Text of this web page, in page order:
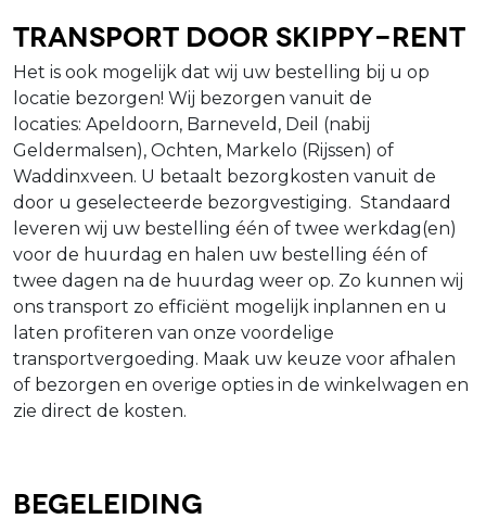
Transport door Skippy-Rent
Het is ook mogelijk dat wij uw bestelling bij u op
locatie bezorgen! Wij bezorgen vanuit de
locaties: Apeldoorn, Barneveld, Deil (nabij
Geldermalsen), Ochten, Markelo (Rijssen) of
Waddinxveen. U betaalt bezorgkosten vanuit de
door u geselecteerde bezorgvestiging. Standaard
leveren wij uw bestelling één of twee werkdag(en)
voor de huurdag en halen uw bestelling één of
twee dagen na de huurdag weer op. Zo kunnen wij
ons transport zo efficiënt mogelijk inplannen en u
laten profiteren van onze voordelige
transportvergoeding. Maak uw keuze voor afhalen
of bezorgen en overige opties in de winkelwagen en
zie direct de kosten.
Begeleiding